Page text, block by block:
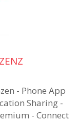
- Phone App
Sharing -
- Connect